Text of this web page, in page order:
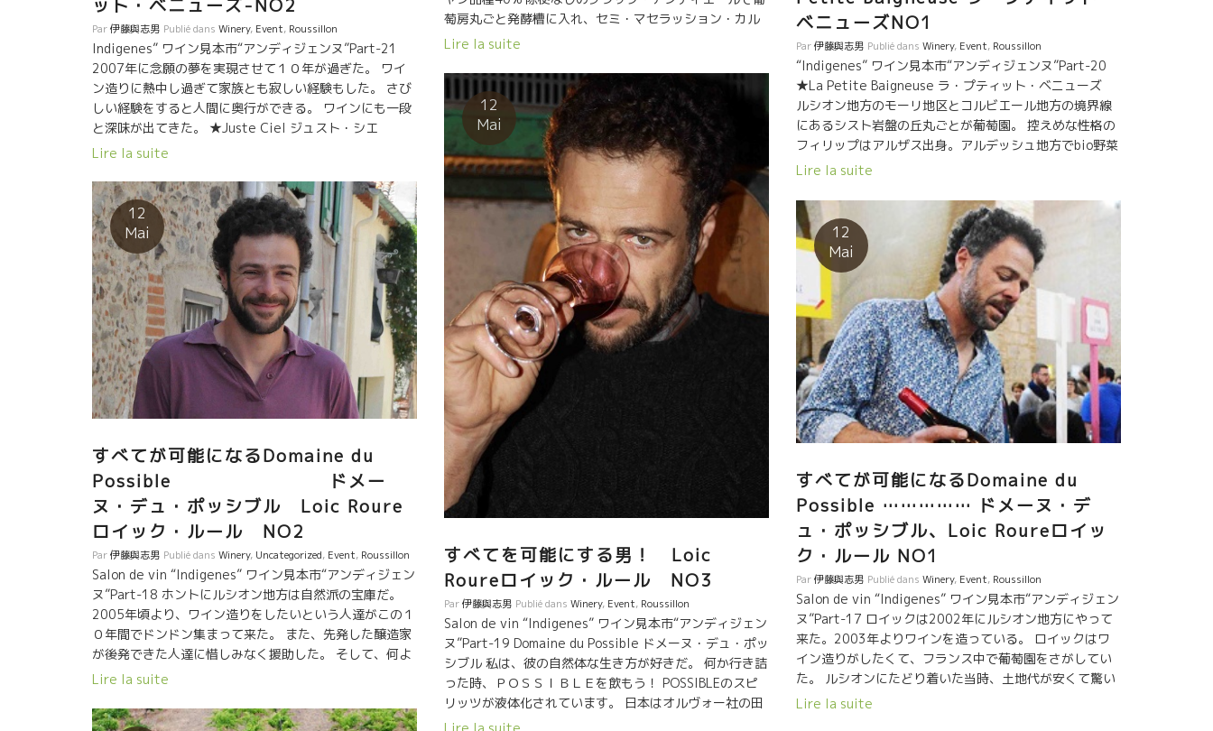
な事。 ますますワインが美味しくなっている。 熟練した
者しか出せない味覚、透明感、色は淡いけどミネラルが
スーット伸びてくる、絶妙の果実味。イヤー、旨い！！
萄房丸ごと発酵槽に入れ、セミ・マセラッション・カル
ボニック醸造。 勿論、自生酵母のみ、醸造中のSO2添加
ニャン品種とシストのマリアージュ。 名前の通り、ヨッ
トの追い風をうけて線を引いたように真っ直ぐに伸びて
いくイメージのミネラルと余韻。 スート体に入ってい
く。シスト土壌のワインをドップリ味わいたい方は黙っ
てこのワインです。 ．．．． フィリップには、応援する
多くの日本人ファンがいる。 Philippe a beaucoup de
fans japonais qui l’apprecient bien.
Lire la suite
ット・ベニューズ-NO2
Par伊藤與志男 Publié dans Winery, Event, Roussillon
Indigenes” ワイン見本市“アンディジェンヌ”Part-21
2007年に念願の夢を実現させて１０年が過ぎた。 ワイ
ン造りに熱中し過ぎて家族とも寂しい経験もした。 さび
しい経験をすると人間に奥行ができる。 ワインにも一段
と深味が出てきた。 ★Juste Ciel ジュスト・シエ
ル “まさに天”白ワイン★ グルナッシュ・グリ品種１０
けど 乾燥してシストだらけの痩せた土地では生産量が少
ない。80歳の古木だけど痩せた土地では太れない筋肉
質。 . . . 樽発酵、樽熟成、自生酵母のみ、SO2添加な
し、清澄、ろ過もなし。 シストのスカッとした線が確り
したミネラル感がワインをしめてくれている。 何て美味
しいシストな白だろう！！ 魚介類と抜群のマリアージ。
特に生ガキとは！もう！……抜群 ！！ . . .
Lire la suite
ベニューズNO1
Par伊藤與志男 Publié dans Winery, Event, Roussillon
“Indigenes” ワイン見本市“アンディジェンヌ”Part-20
★La Petite Baigneuse ラ・プティット・ベニューズ
ルシオン地方のモーリ地区とコルビエール地方の境界線
にあるシスト岩盤の丘丸ごとが葡萄園。 控えめな性格の
フィリップはアルザス出身。アルデッシュ地方でbio野菜
栽培をやっていた。 フィリップは葡萄栽培、ワイン醸造
なればより美味しいワインができる。 その葡萄を発酵さ
せれば、時と場所を超えて長期に保管できるし、どこへ
でも運べる。 こんな夢のような“存在”は他ではない。 フ
ィリップは意を決して２００７年に土地代の安いルシオ
ン地方にやって来た。 シスト岩盤の丘が丸ごと売りに出
ていた。古木も多く土壌も申し分ない。フィリップは即
買ってしまった。 丘の360度の東西南北の斜面に葡萄園
が広がっている丘丸ごとだった。非常に興味深い立地だ
った。 コルビエール側はもうすぐそこに石灰岩盤が沈ん
でいる。こんな土壌は他にはない。 石灰とシスト土壌の
境界線、色んな影響もあるに違いない。 丘の頂上に立つ
と３６０度の景観が開ける。 何と野性的で美しいんだろ
う。
Lire la suite
12
Mai
すべてを可能にする男！ Loic
Roureロイック・ルール NO3
Par伊藤與志男 Publié dans Winery, Event, Roussillon
Salon de vin “Indigenes” ワイン見本市“アンディジェン
ヌ”Part-19 Domaine du Possible ドメーヌ・デュ・ポッ
シブル 私は、彼の自然体な生き方が好きだ。 何か行き詰
った時、ＰＯＳＳＩＢＬＥを飲もう！ POSSIBLEのスピ
リッツが液体化されています。 日本はオルヴォー社の田
中さんがインポートしています。
12
Mai
すべてが可能になるDomaine du
Possible ドメー
ヌ・デュ・ポッシブル Loic Roure
ロイック・ルール NO2
Par伊藤與志男 Publié dans Winery, Uncategorized, Event, Roussillon
Salon de vin “Indigenes” ワイン見本市“アンディジェン
ヌ”Part-18 ホントにルシオン地方は自然派の宝庫だ。
2005年頃より、ワイン造りをしたいという人達がこの１
０年間でドンドン集まって来た。 また、先発した醸造家
が後発できた人達に惜しみなく援助した。 そして、何よ
り葡萄園の価格が安かった。 今は古株となりリーダー格
2016★ ビオ栽培の葡萄を買って、ロイックが醸造した
Lire la suite
12
Mai
すべてが可能になるDomaine du
Possible …………… ドメーヌ・デ
ュ・ポッシブル、Loic Roureロイッ
ク・ルール NO1
Par伊藤與志男 Publié dans Winery, Event, Roussillon
Salon de vin “Indigenes” ワイン見本市“アンディジェン
ヌ”Part-17 ロイックは2002年にルシオン地方にやって
来た。2003年よりワインを造っている。 ロイックはワ
イン造りがしたくて、フランス中で葡萄園をさがしてい
た。 ルシオンにたどり着いた当時、土地代が安くて驚い
た。１ヘクタールが２０万円ぐらいで買えた。 しかも１
Lire la suite